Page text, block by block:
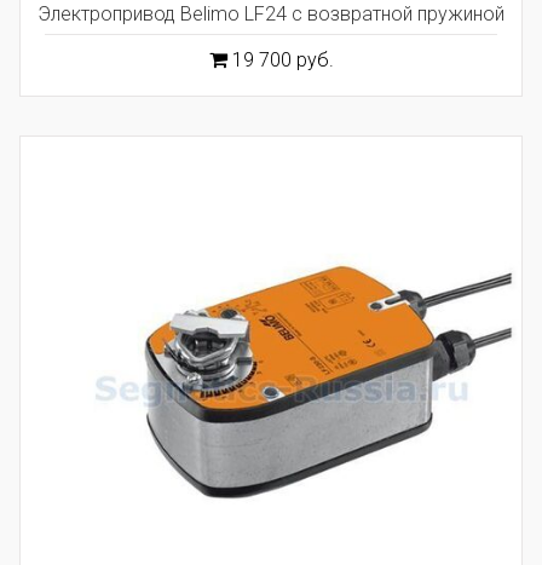
Электропривод Belimo LF24 с возвратной пружиной
19 700 руб.